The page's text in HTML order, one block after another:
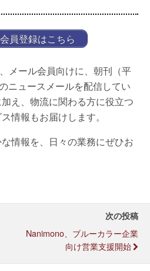
員登録はこちら
メール会員向けに、朝刊（平
ニュースメールを配信してい
え、物流に関わる方に役立つ
情報もお届けします。
情報を、日々の業務にぜひお
次の投稿
Nanimono、ブルーカラー企業
向け営業支援開始